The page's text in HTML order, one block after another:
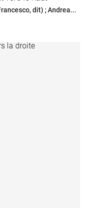
Andrea del Sarto (Andrea d'Agnolo di Francesco, dit) ; Andrea...